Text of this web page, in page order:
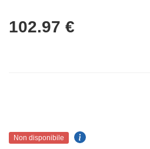
102.97 €
Non disponibile